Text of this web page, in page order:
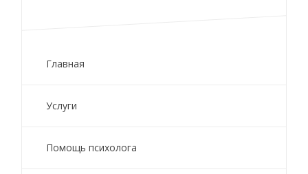
Главная
Услуги
Помощь психолога